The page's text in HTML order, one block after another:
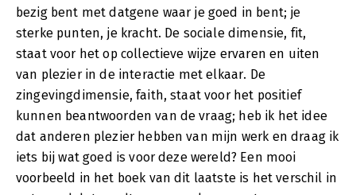
bezig bent met datgene waar je goed in bent; je
sterke punten, je kracht. De sociale dimensie, fit,
staat voor het op collectieve wijze ervaren en uiten
van plezier in de interactie met elkaar. De
zingevingdimensie, faith, staat voor het positief
kunnen beantwoorden van de vraag; heb ik het idee
dat anderen plezier hebben van mijn werk en draag ik
iets bij wat goed is voor deze wereld? Een mooi
voorbeeld in het boek van dit laatste is het verschil in